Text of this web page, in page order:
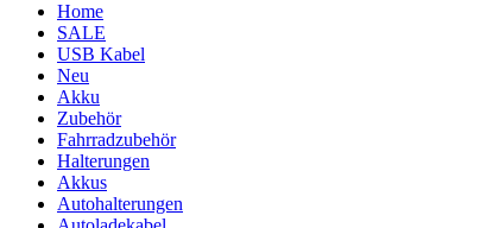
Home
SALE
USB Kabel
Neu
Akku
Zubehör
Fahrradzubehör
Halterungen
Akkus
Autohalterungen